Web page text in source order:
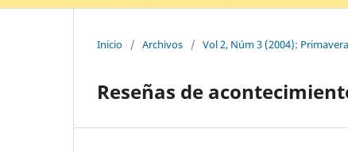
Inicio / Archivos / Vol 2, Núm 3 (2004): Primavera
Reseñas de